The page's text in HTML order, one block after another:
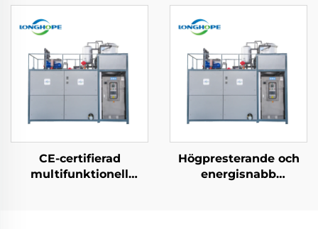
Koncentration Effluent
avfallsvattenåtervinning
maskin
för koncentration av
vätska vid låg
temperatur,
evaporerings- och
CE-certifierad
multifunktionell
Högpresterande och
energisnabb